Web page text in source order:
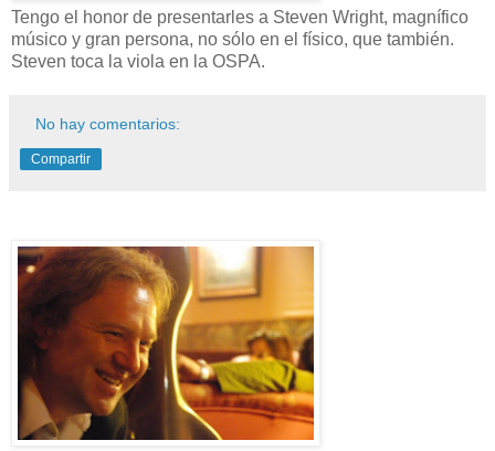
Tengo el honor de presentarles a Steven Wright, magnífico
músico y gran persona, no sólo en el físico, que también.
Steven toca la viola en la OSPA.
No hay comentarios:
Compartir